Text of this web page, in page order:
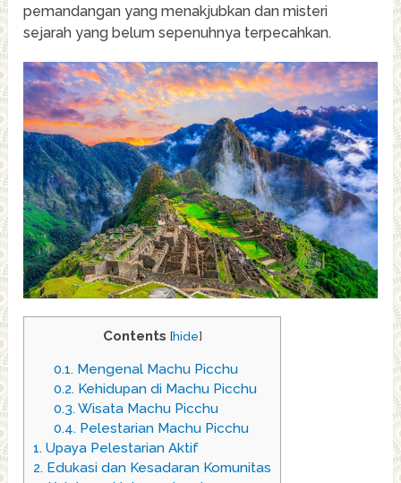
pemandangan yang menakjubkan dan misteri
sejarah yang belum sepenuhnya terpecahkan.
Contents [hide]
0.1.Mengenal Machu Picchu
0.2.Kehidupan di Machu Picchu
0.3.Wisata Machu Picchu
0.4.Pelestarian Machu Picchu
1. Upaya Pelestarian Aktif
2. Edukasi dan Kesadaran Komunitas